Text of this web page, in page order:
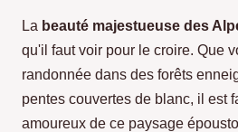
La beauté majestueuse des
qu'il faut voir pour le croire. Que
randonnée dans des forêts
pentes couvertes de blanc, il est
amoureux de ce paysage